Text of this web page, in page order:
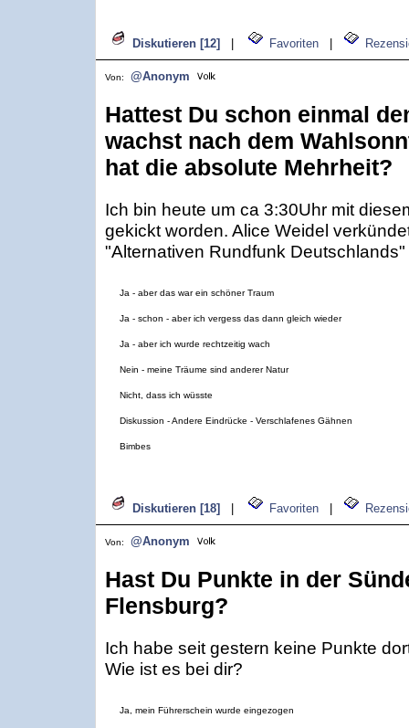
Diskutieren [12] Favoriten
Von: @Anonym
Hattest Du schon einmal
wachst nach dem
hat die absolute Mehrheit?
Ich bin heute um ca 3:30Uhr mit
gekickt worden. Alice Weidel
"Alternativen Rundfunk Deutschlands"
Ja - aber das war ein schöner Traum
Ja - schon - aber ich vergess das dann gleich wieder
Ja - aber ich wurde rechtzeitig wach
Nein - meine Träume sind anderer Natur
Nicht, dass ich wüsste
Diskussion - Andere Eindrücke - Verschlafenes Gähnen
Bimbes
Diskutieren [18] Favoriten
Von: @Anonym
Hast Du Punkte in der
Flensburg?
Ich habe seit gestern keine Punkte
Wie ist es bei dir?
Ja, mein Führerschein wurde eingezogen